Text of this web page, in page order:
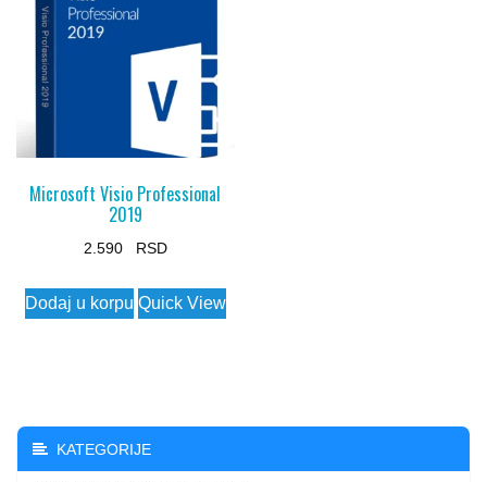
Microsoft Visio Professional
2019
2.590
Dodaj u korpu Quick View
KATEGORIJE